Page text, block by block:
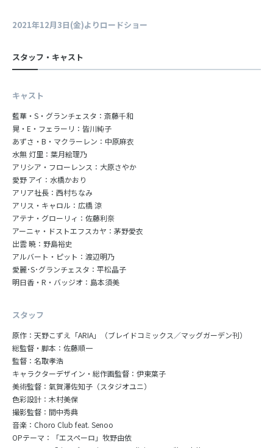
2021年12月3日(金)よりロードショー
スタッフ・キャスト
キャスト
藍華・S・グランチェスタ：斎藤千和
晃・E・フェラーリ：皆川純子
あずさ・B・マクラーレン：中原麻衣
水無 灯里：葉月絵理乃
アリシア・フローレンス：大原さやか
愛野 アイ：水橋かおり
アリア社長：西村ちなみ
アリス・キャロル：広橋 涼
アテナ・グローリィ：佐藤利奈
アーニャ・ドストエフスカヤ：茅野愛衣
出雲 暁：野島裕史
アルバート・ピット：渡辺明乃
愛麗･S･グランチェスタ：平松晶子
明日香・R・バッジオ：島本須美
スタッフ
原作：天野こずえ「ARIA」（ブレイドコミックス／マッグガーデン刊）
総監督・脚本：佐藤順一
監督：名取孝浩
キャラクターデザイン・総作画監督：伊東葉子
美術監督：氣賀澤佐知子（スタジオユニ）
色彩設計：木村美保
撮影監督：間中秀典
音楽：Choro Club feat. Senoo
OPテーマ：「エスペーロ」牧野由依